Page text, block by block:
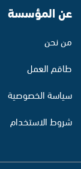
عن المؤسسة
من نحن
طاقم العمل
سياسة الخصوصية
شروط الاستخدام